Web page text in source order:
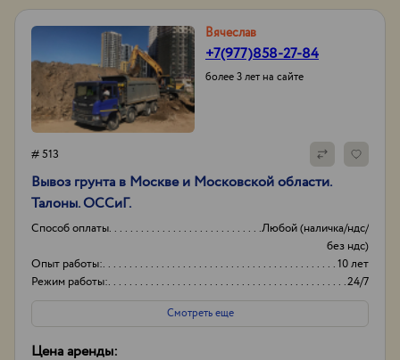
Вячеслав
+7(977)858-27-84
более 3 лет на сайте
# 513
Вывоз грунта в Москве и Московской области.
Талоны. ОССиГ.
Способ оплаты
Любой (наличка/ндс/
без ндс)
Опыт работы:
10 лет
Режим работы:
24/7
Объем
20-30 кубов
Смотреть еще
Цена аренды: